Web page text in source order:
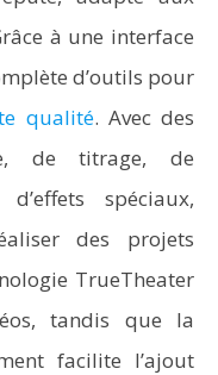
à une interface
d’outils pour
qualité. Avec des
de titrage, de
spéciaux,
des projets
TrueTheater
tandis que la
facilite l’ajout